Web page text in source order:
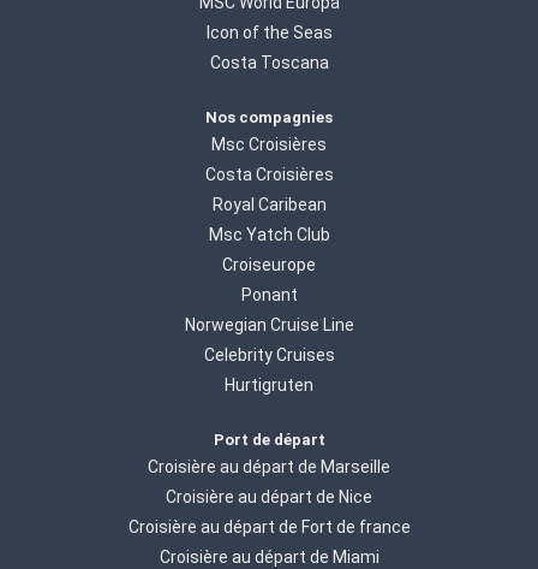
Icon of the Seas
Costa Toscana
Nos compagnies
Msc Croisières
Costa Croisières
Royal Caribean
Msc Yatch Club
Croiseurope
Ponant
Norwegian Cruise Line
Celebrity Cruises
Hurtigruten
Port de départ
Croisière au départ de Marseille
Croisière au départ de Nice
Croisière au départ de Fort de france
Croisière au départ de Miami